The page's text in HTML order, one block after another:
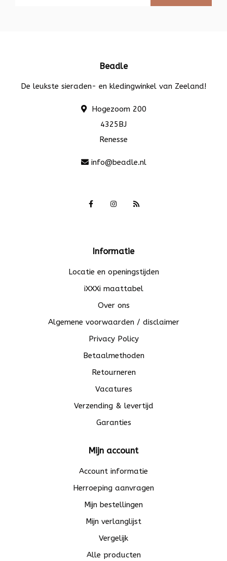
Beadle
De leukste sieraden- en kledingwinkel van Zeeland!
Hogezoom 200
4325BJ
Renesse
info@beadle.nl
Informatie
Locatie en openingstijden
iXXXi maattabel
Over ons
Algemene voorwaarden / disclaimer
Privacy Policy
Betaalmethoden
Retourneren
Vacatures
Verzending & levertijd
Garanties
Mijn account
Account informatie
Herroeping aanvragen
Mijn bestellingen
Mijn verlanglijst
Vergelijk
Alle producten